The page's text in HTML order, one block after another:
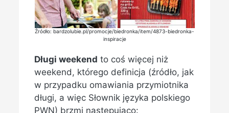
Źródło: bardzolubie.pl/promocje/biedronka/item/4873-biedronka-
inspiracje
Długi weekend to coś więcej niż
weekend, którego definicja (źródło, jak
w przypadku omawiania przymiotnika
długi, a więc Słownik języka polskiego
PWN) brzmi następująco: